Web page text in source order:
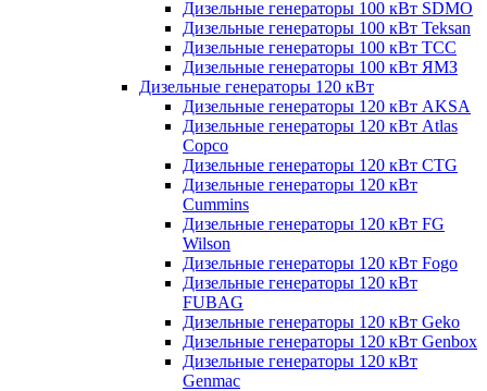
Дизельные генераторы 100 кВт SDMO
Дизельные генераторы 100 кВт Teksan
Дизельные генераторы 100 кВт ТСС
Дизельные генераторы 100 кВт ЯМЗ
Дизельные генераторы 120 кВт
Дизельные генераторы 120 кВт AKSA
Дизельные генераторы 120 кВт Atlas
Copco
Дизельные генераторы 120 кВт CTG
Дизельные генераторы 120 кВт
Cummins
Дизельные генераторы 120 кВт FG
Wilson
Дизельные генераторы 120 кВт Fogo
Дизельные генераторы 120 кВт
FUBAG
Дизельные генераторы 120 кВт Geko
Дизельные генераторы 120 кВт Genbox
Дизельные генераторы 120 кВт
Genmac